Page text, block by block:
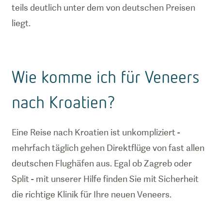
teils deutlich unter dem von deutschen Preisen
Wie komme ich für Veneers
nach Kroatien?
Eine Reise nach Kroatien ist unkompliziert -
mehrfach täglich gehen Direktflüge von fast allen
deutschen Flughäfen aus. Egal ob Zagreb oder
Split - mit unserer Hilfe finden Sie mit Sicherheit
die richtige Klinik für Ihre neuen Veneers.